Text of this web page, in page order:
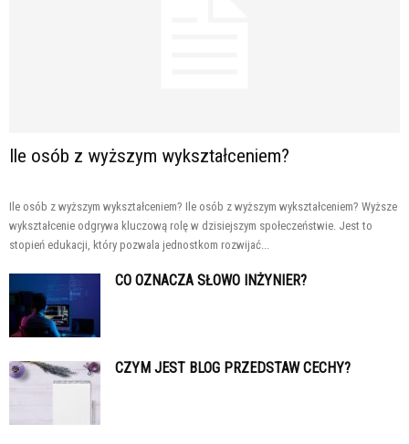
Ile osób z wyższym wykształceniem?
Ile osób z wyższym wykształceniem? Ile osób z wyższym wykształceniem? Wyższe
wykształcenie odgrywa kluczową rolę w dzisiejszym społeczeństwie. Jest to
stopień edukacji, który pozwala jednostkom rozwijać...
CO OZNACZA SŁOWO INŻYNIER?
CZYM JEST BLOG PRZEDSTAW CECHY?